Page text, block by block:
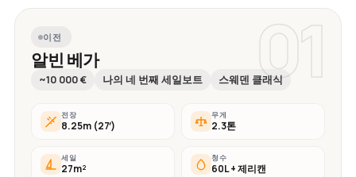
01
이전
알빈 베가
~10 000 € 나의 네 번째 세일보트 스웨덴 클래식
전장
8.25m (27′)
무게
2.3톤
세일
27m²
청수
60L + 제리캔